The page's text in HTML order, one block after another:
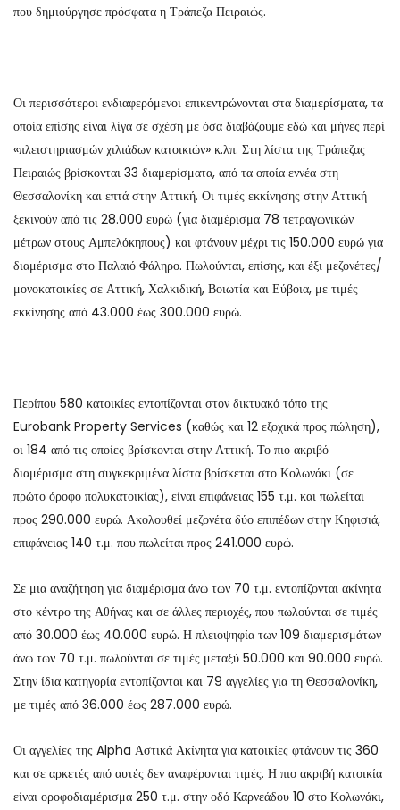
που δημιούργησε πρόσφατα η Τράπεζα Πειραιώς.
Οι περισσότεροι ενδιαφερόμενοι επικεντρώνονται στα διαμερίσματα, τα
οποία επίσης είναι λίγα σε σχέση με όσα διαβάζουμε εδώ και μήνες περί
«πλειστηριασμών χιλιάδων κατοικιών» κ.λπ. Στη λίστα της Τράπεζας
Πειραιώς βρίσκονται 33 διαμερίσματα, από τα οποία εννέα στη
Θεσσαλονίκη και επτά στην Αττική. Οι τιμές εκκίνησης στην Αττική
ξεκινούν από τις 28.000 ευρώ (για διαμέρισμα 78 τετραγωνικών
μέτρων στους Αμπελόκηπους) και φτάνουν μέχρι τις 150.000 ευρώ για
διαμέρισμα στο Παλαιό Φάληρο. Πωλούνται, επίσης, και έξι μεζονέτες/
μονοκατοικίες σε Αττική, Χαλκιδική, Βοιωτία και Εύβοια, με τιμές
εκκίνησης από 43.000 έως 300.000 ευρώ.
Περίπου 580 κατοικίες εντοπίζονται στον δικτυακό τόπο της
Eurobank Property Services (καθώς και 12 εξοχικά προς πώληση),
οι 184 από τις οποίες βρίσκονται στην Αττική. Το πιο ακριβό
διαμέρισμα στη συγκεκριμένα λίστα βρίσκεται στο Κολωνάκι (σε
πρώτο όροφο πολυκατοικίας), είναι επιφάνειας 155 τ.μ. και πωλείται
προς 290.000 ευρώ. Ακολουθεί μεζονέτα δύο επιπέδων στην Κηφισιά,
επιφάνειας 140 τ.μ. που πωλείται προς 241.000 ευρώ.
Σε μια αναζήτηση για διαμέρισμα άνω των 70 τ.μ. εντοπίζονται ακίνητα
στο κέντρο της Αθήνας και σε άλλες περιοχές, που πωλούνται σε τιμές
από 30.000 έως 40.000 ευρώ. Η πλειοψηφία των 109 διαμερισμάτων
άνω των 70 τ.μ. πωλούνται σε τιμές μεταξύ 50.000 και 90.000 ευρώ.
Στην ίδια κατηγορία εντοπίζονται και 79 αγγελίες για τη Θεσσαλονίκη,
με τιμές από 36.000 έως 287.000 ευρώ.
Οι αγγελίες της Alpha Αστικά Ακίνητα για κατοικίες φτάνουν τις 360
και σε αρκετές από αυτές δεν αναφέρονται τιμές. Η πιο ακριβή κατοικία
είναι οροφοδιαμέρισμα 250 τ.μ. στην οδό Καρνεάδου 10 στο Κολωνάκι,